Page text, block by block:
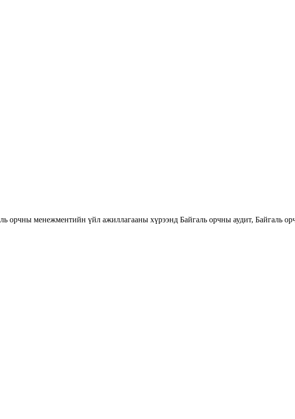
менежментийн үйл ажиллагааны хүрээнд Байгаль орчны аудит, Байгаль